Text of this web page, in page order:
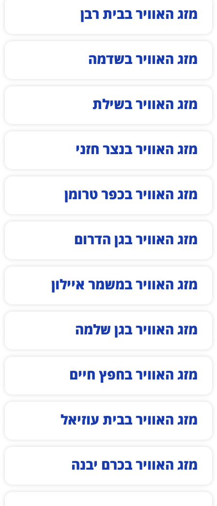
מזג האוויר בבית רבן
מזג האוויר בשדמה
מזג האוויר בשילת
מזג האוויר בנצר חזני
מזג האוויר בכפר טרומן
מזג האוויר בגן הדרום
מזג האוויר במשמר איילון
מזג האוויר בגן שלמה
מזג האוויר בחפץ חיים
מזג האוויר בבית עוזיאל
מזג האוויר בכרם יבנה